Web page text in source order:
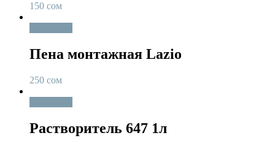
150 сом
Пена монтажная Lazio
250 сом
Растворитель 647 1л